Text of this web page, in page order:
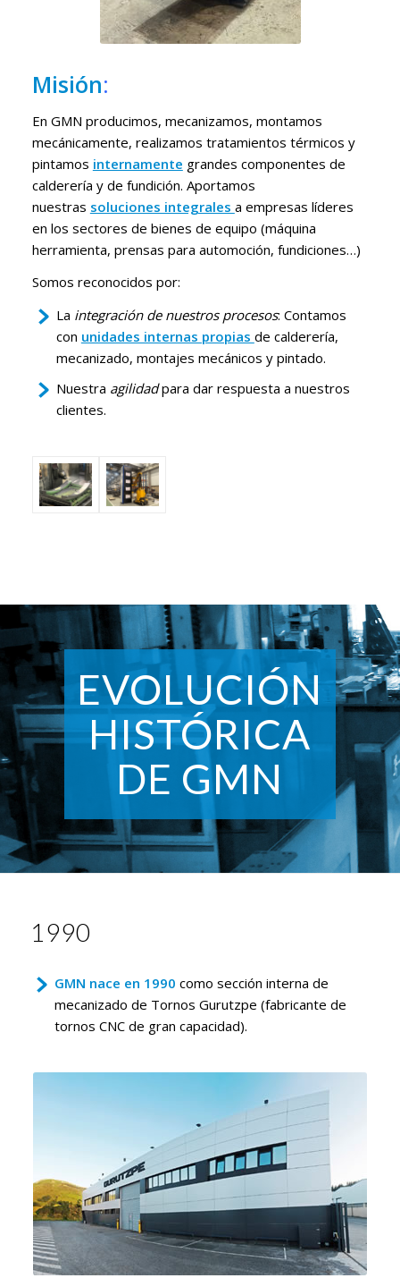
Misión:
En GMN producimos, mecanizamos, montamos
mecánicamente, realizamos tratamientos térmicos y
pintamos internamente grandes componentes de
calderería y de fundición. Aportamos
nuestras soluciones integrales a empresas líderes
en los sectores de bienes de equipo (máquina
herramienta, prensas para automoción, fundiciones…)
Somos reconocidos por:
La integración de nuestros procesos: Contamos
con unidades internas propias de calderería,
mecanizado, montajes mecánicos y pintado.
Nuestra agilidadpara dar respuesta a nuestros
clientes.
EVOLUCIÓN
HISTÓRICA
DE GMN
1990
GMN nace en 1990 como sección interna de
mecanizado de Tornos Gurutzpe (fabricante de
tornos CNC de gran capacidad).